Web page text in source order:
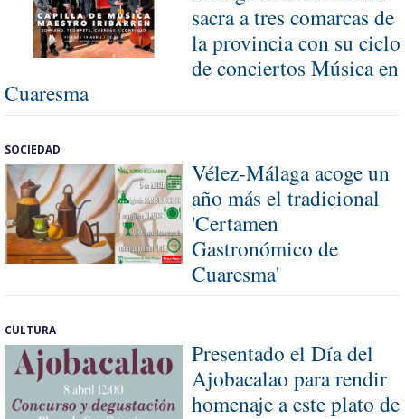
sacra a tres comarcas de
la provincia con su ciclo
de conciertos Música en
Cuaresma
SOCIEDAD
Vélez-Málaga acoge un
año más el tradicional
'Certamen
Gastronómico de
Cuaresma'
CULTURA
Presentado el Día del
Ajobacalao para rendir
homenaje a este plato de